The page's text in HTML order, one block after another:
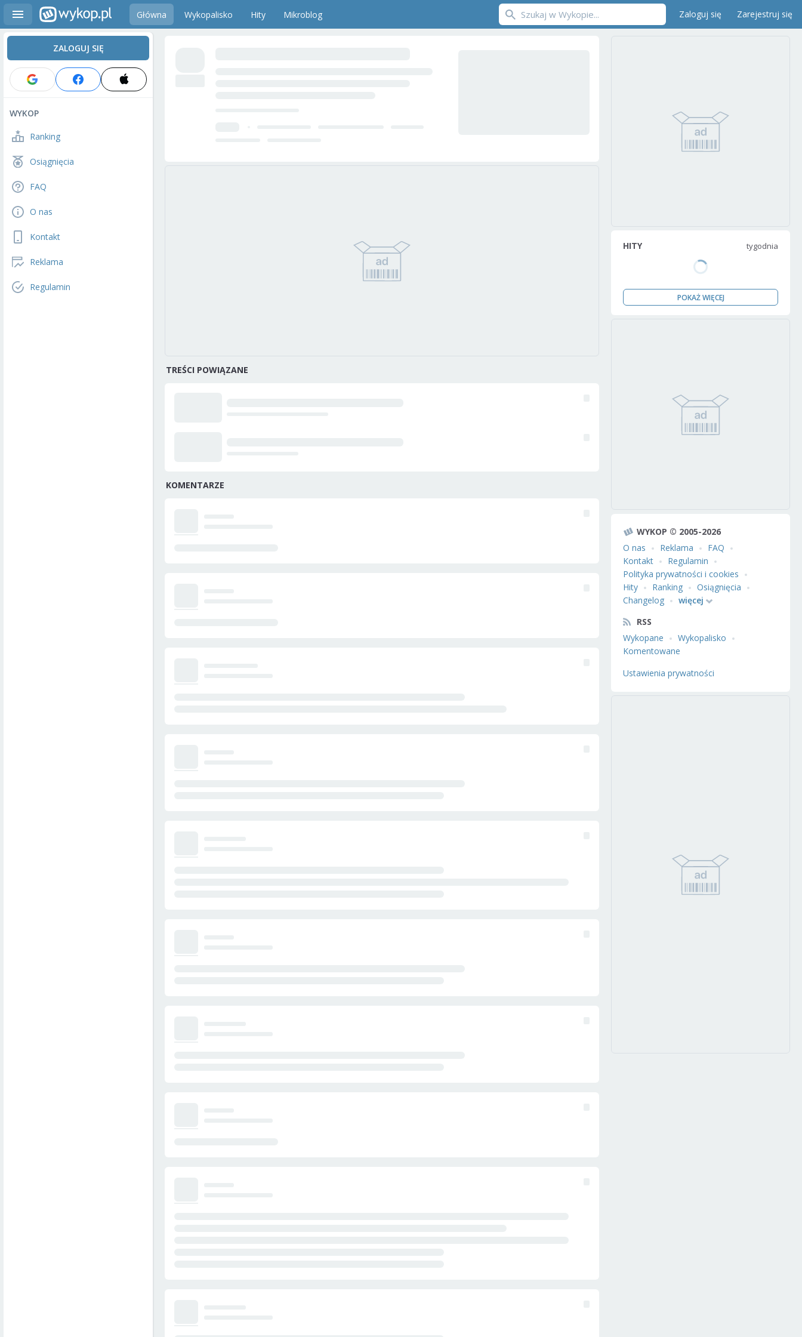
Główna Wykopalisko Hity Mikroblog Zaloguj się Zarejestruj się
ZALOGUJ SIĘ
WYKOP
Ranking
Osiągnięcia
FAQ
O nas
Kontakt
Reklama
Regulamin
TREŚCI POWIĄZANE
KOMENTARZE
HITY tygodnia
POKAŻ WIĘCEJ
WYKOP © 2005-2026
O nas
Reklama
FAQ
Kontakt
Regulamin
Polityka prywatności i cookies
Hity
Ranking
Osiągnięcia
Changelog
więcej
RSS
Wykopane
Wykopalisko
Komentowane
Ustawienia prywatności